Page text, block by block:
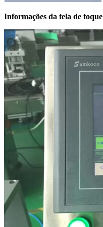
Informações da tela de toque